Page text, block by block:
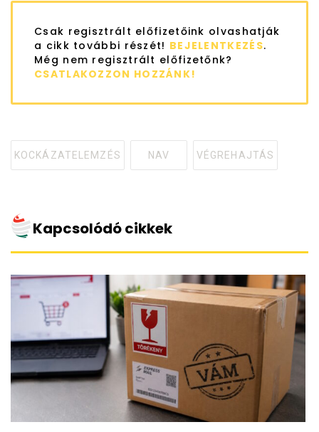
Csak regisztrált előfizetőink olvashatják
a cikk további részét! BEJELENTKEZÉS.
Még nem regisztrált előfizetőnk?
CSATLAKOZZON HOZZÁNK!
Tagged
KOCKÁZATELEMZÉS NAV VÉGREHAJTÁS
Kapcsolódó cikkek